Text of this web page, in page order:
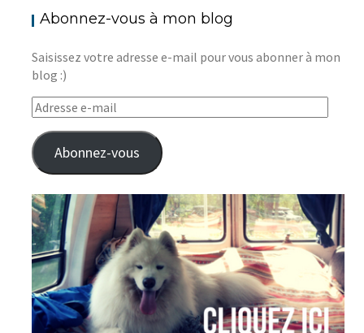
Abonnez-vous à mon blog
Saisissez votre adresse e-mail pour vous abonner à mon
blog :)
Adresse
e-
mail
Abonnez-vous